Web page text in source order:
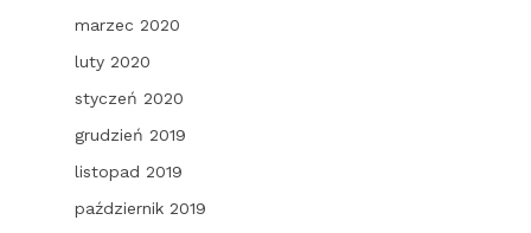
marzec 2020
luty 2020
styczeń 2020
grudzień 2019
listopad 2019
październik 2019